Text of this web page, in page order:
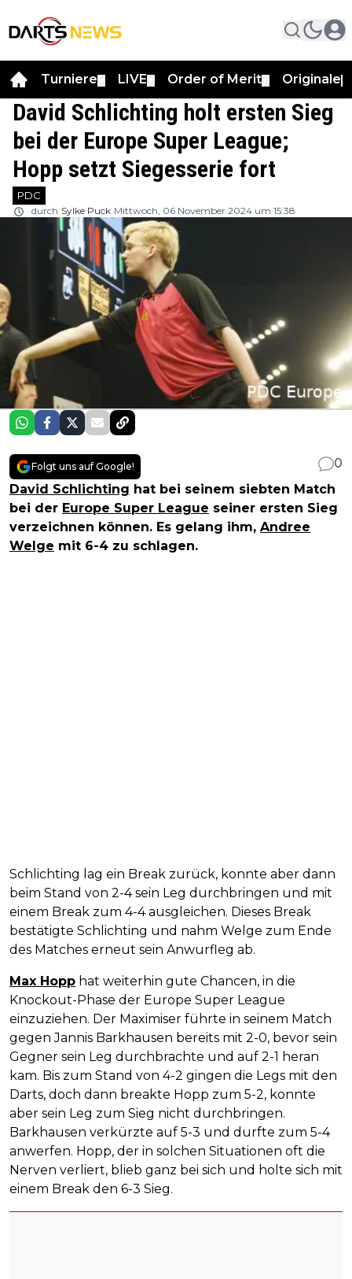
Turniere LIVE Order of Merit Originale
David Schlichting holt ersten Sieg
bei der Europe Super League;
Hopp setzt Siegesserie fort
PDC
durch Sylke Puck Mittwoch, 06 November 2024 um 15:38
Folgt uns auf Google!
0
David Schlichting hat bei seinem siebten Match
bei der Europe Super League seiner ersten Sieg
verzeichnen können. Es gelang ihm, Andree
Welge mit 6-4 zu schlagen.
Schlichting lag ein Break zurück, konnte aber dann
beim Stand von 2-4 sein Leg durchbringen und mit
einem Break zum 4-4 ausgleichen. Dieses Break
bestätigte Schlichting und nahm Welge zum Ende
des Matches erneut sein Anwurfleg ab.
Max Hopp hat weiterhin gute Chancen, in die
Knockout-Phase der Europe Super League
einzuziehen. Der Maximiser führte in seinem Match
gegen Jannis Barkhausen bereits mit 2-0, bevor sein
Gegner sein Leg durchbrachte und auf 2-1 heran
kam. Bis zum Stand von 4-2 gingen die Legs mit den
Darts, doch dann breakte Hopp zum 5-2, konnte
aber sein Leg zum Sieg nicht durchbringen.
Barkhausen verkürzte auf 5-3 und durfte zum 5-4
anwerfen. Hopp, der in solchen Situationen oft die
Nerven verliert, blieb ganz bei sich und holte sich mit
einem Break den 6-3 Sieg.